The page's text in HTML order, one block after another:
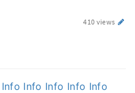
410 views
Info Info Info Info Info